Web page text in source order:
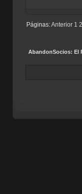
Páginas:Anterior 1 2
AbandonSocios: El